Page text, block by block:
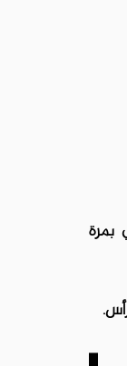
بمرة